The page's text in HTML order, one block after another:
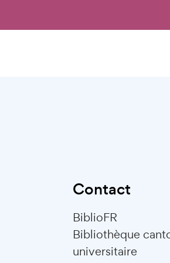
Contact
BiblioFR
Bibliothèque
universitaire